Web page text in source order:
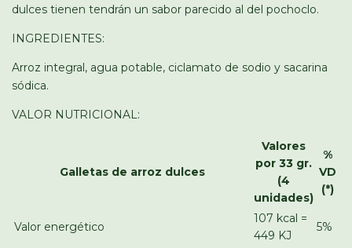
dulces tienen tendrán un sabor parecido al del pochoclo.
INGREDIENTES:
Arroz integral, agua potable, ciclamato de sodio y sacarina
sódica.
VALOR NUTRICIONAL:
Galletas de arroz dulces
Valores
por 33 gr.
(4
unidades)
%
VD
(*)
Valor energético
107 kcal =
449 KJ
5%